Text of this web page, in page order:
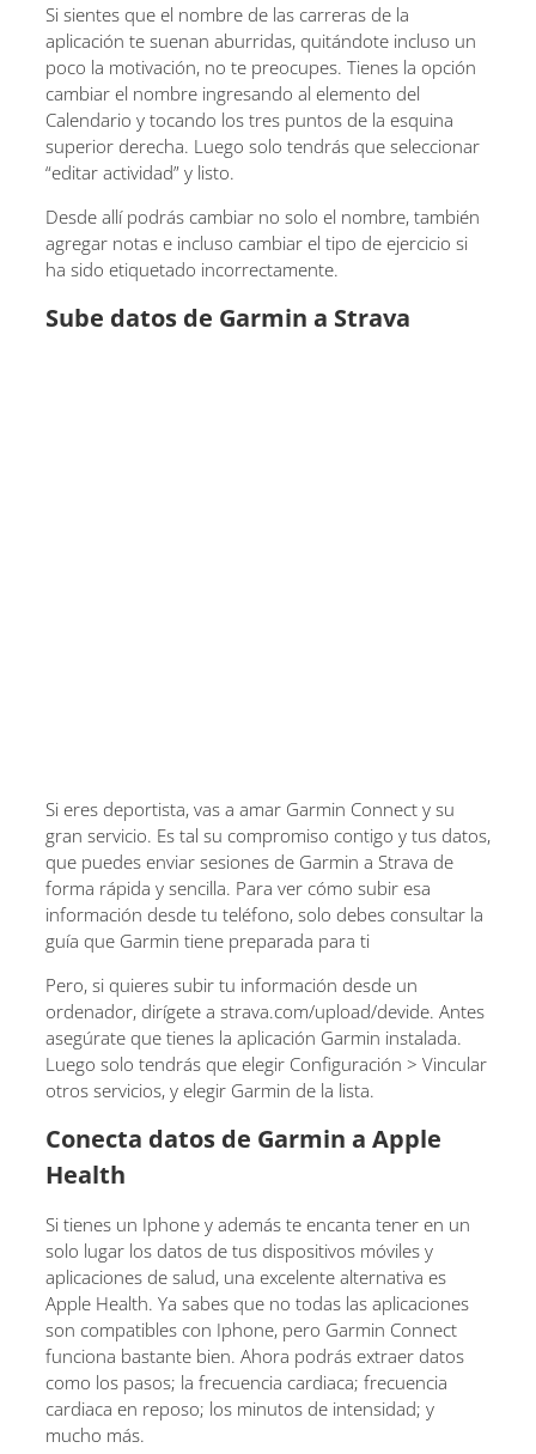
Si sientes que el nombre de las carreras de la
aplicación te suenan aburridas, quitándote incluso un
poco la motivación, no te preocupes. Tienes la opción
cambiar el nombre ingresando al elemento del
Calendario y tocando los tres puntos de la esquina
superior derecha. Luego solo tendrás que seleccionar
“editar actividad” y listo.
Desde allí podrás cambiar no solo el nombre, también
agregar notas e incluso cambiar el tipo de ejercicio si
ha sido etiquetado incorrectamente.
Sube datos de Garmin a Strava
Si eres deportista, vas a amar Garmin Connect y su
gran servicio. Es tal su compromiso contigo y tus datos,
que puedes enviar sesiones de Garmin a Strava de
forma rápida y sencilla. Para ver cómo subir esa
información desde tu teléfono, solo debes consultar la
guía que Garmin tiene preparada para ti
Pero, si quieres subir tu información desde un
ordenador, dirígete a strava.com/upload/devide. Antes
asegúrate que tienes la aplicación Garmin instalada.
Luego solo tendrás que elegir Configuración > Vincular
otros servicios, y elegir Garmin de la lista.
Conecta datos de Garmin a Apple
Health
Si tienes un Iphone y además te encanta tener en un
solo lugar los datos de tus dispositivos móviles y
aplicaciones de salud, una excelente alternativa es
Apple Health. Ya sabes que no todas las aplicaciones
son compatibles con Iphone, pero Garmin Connect
funciona bastante bien. Ahora podrás extraer datos
como los pasos; la frecuencia cardiaca; frecuencia
cardiaca en reposo; los minutos de intensidad; y
mucho más.